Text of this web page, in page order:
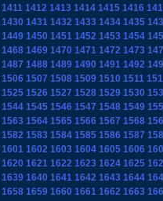
1411 1412 1413 1414 1415 1416
1430 1431 1432 1433 1434 1435
1449 1450 1451 1452 1453 1454
1468 1469 1470 1471 1472 1473
1487 1488 1489 1490 1491 1492
1506 1507 1508 1509 1510 1511
1525 1526 1527 1528 1529 1530
1544 1545 1546 1547 1548 1549
1563 1564 1565 1566 1567 1568
1582 1583 1584 1585 1586 1587
1601 1602 1603 1604 1605 1606
1620 1621 1622 1623 1624 1625
1639 1640 1641 1642 1643 1644
1658 1659 1660 1661 1662 1663